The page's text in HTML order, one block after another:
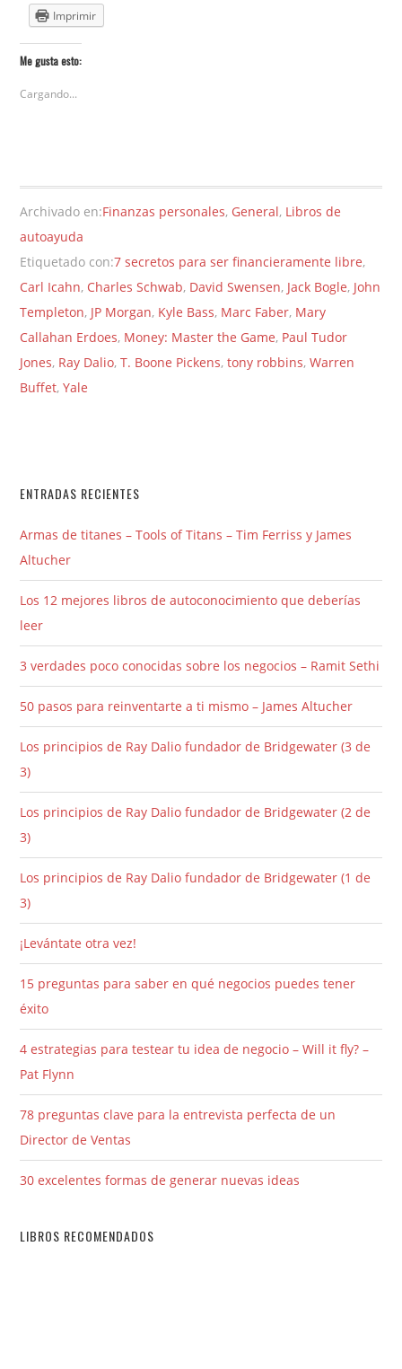
Imprimir
Me gusta esto:
Cargando...
Archivado en:Finanzas personales, General, Libros de
autoayuda
Etiquetado con:7 secretos para ser financieramente libre,
Carl Icahn, Charles Schwab, David Swensen, Jack Bogle, John
Templeton, JP Morgan, Kyle Bass, Marc Faber, Mary
Callahan Erdoes, Money: Master the Game, Paul Tudor
Jones, Ray Dalio,T. Boone Pickens,tony robbins,Warren
Buffet,Yale
ENTRADAS RECIENTES
Armas de titanes – Tools of Titans – Tim Ferriss y James
Altucher
Los 12 mejores libros de autoconocimiento que deberías
leer
3 verdades poco conocidas sobre los negocios – Ramit Sethi
50 pasos para reinventarte a ti mismo – James Altucher
Los principios de Ray Dalio fundador de Bridgewater (3 de
3)
Los principios de Ray Dalio fundador de Bridgewater (2 de
3)
Los principios de Ray Dalio fundador de Bridgewater (1 de
3)
¡Levántate otra vez!
15 preguntas para saber en qué negocios puedes tener
éxito
4 estrategias para testear tu idea de negocio – Will it fly? –
Pat Flynn
78 preguntas clave para la entrevista perfecta de un
Director de Ventas
30 excelentes formas de generar nuevas ideas
LIBROS RECOMENDADOS